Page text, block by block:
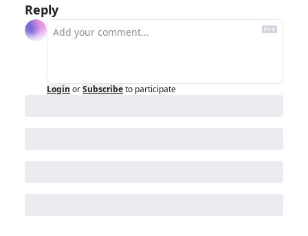
Reply
Login orSubscribeto participate